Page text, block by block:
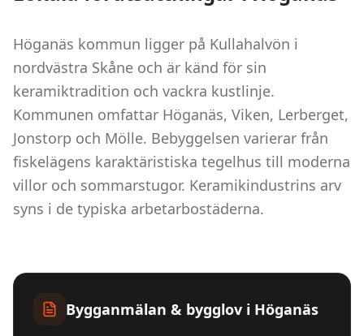
Höganäs kommun ligger på Kullahalvön i
nordvästra Skåne och är känd för sin
keramiktradition och vackra kustlinje.
Kommunen omfattar Höganäs, Viken, Lerberget,
Jonstorp och Mölle. Bebyggelsen varierar från
fiskelägens karaktäristiska tegelhus till moderna
villor och sommarstugor. Keramikindustrins arv
syns i de typiska arbetarbostäderna.
Bygganmälan & bygglov i Höganäs